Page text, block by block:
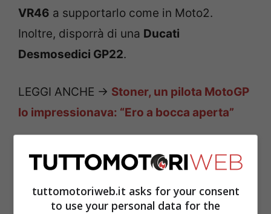
VR46 a supportarlo come in Moto2.
Inoltre, disporrà di una Ducati
Desmosedici GP22.
LEGGI ANCHE -> Stoner, un pilota MotoGP
lo impressionava: “Ero a bocca aperta”
MotoGP, Luca Marini cerca
riscatto nel 2022
tuttomotoriweb.it asks for your consent
to use your personal data for the